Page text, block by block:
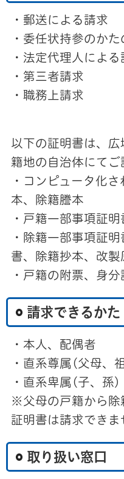
・郵送による請求
・委任状持参のかた
・法定代理人による
・第三者請求
・職務上請求
以下の証明書は、
籍地の自治体にてご
・コンピュータ化
本、除籍謄本
・戸籍一部事項証
・除籍一部事項証
書、除籍抄本、改製
・戸籍の附票、身分
請求できるかた
・本人、配偶者
・直系尊属(父母、
・直系卑属(子、孫)
※父母の戸籍から除
証明書は請求できま
取り扱い窓口